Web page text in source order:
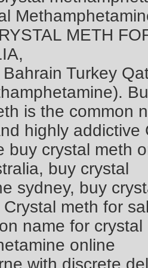
METH
Turkey
iѕ the common
highly addictive
buy crystal meth
buy crystal
sydney, buy
Crуѕtаl mеth for
nаmе fоr
online